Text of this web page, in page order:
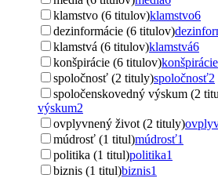
klamstvo (6 titulov)klamstvo6
dezinformácie (6 titulov)
klamstvá (6 titulov)klamstvá6
konšpirácie (6 titulov)konšpirácie
spoločnosť (2 tituly)spoločnosť2
spoločenskovedný výskum (2
výskum2
ovplyvnený život (2 tituly)
múdrosť (1 titul)múdrosť1
politika (1 titul)politika1
biznis (1 titul)biznis1